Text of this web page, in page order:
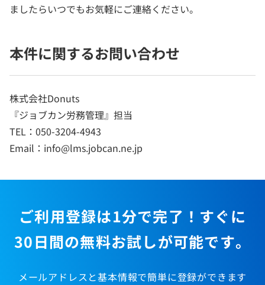
ましたらいつでもお気軽にご連絡ください。
本件に関するお問い合わせ
株式会社Donuts
『ジョブカン労務管理』担当
TEL：050-3204-4943
Email：info@lms.jobcan.ne.jp
ご利用登録は1分で完了！すぐに
30日間の無料お試しが可能です。
メールアドレスと基本情報で簡単に登録ができます